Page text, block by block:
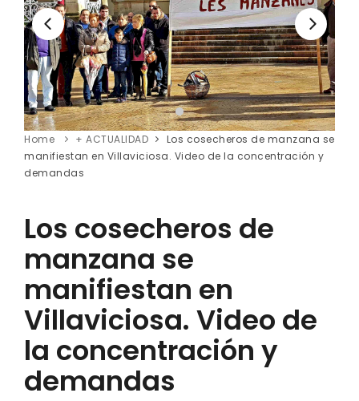
Home + ACTUALIDAD
Los cosecheros de manzana se
manifiestan en Villaviciosa. Video de la concentración y
demandas
Los cosecheros de
manzana se
manifiestan en
Villaviciosa. Video de
la concentración y
demandas